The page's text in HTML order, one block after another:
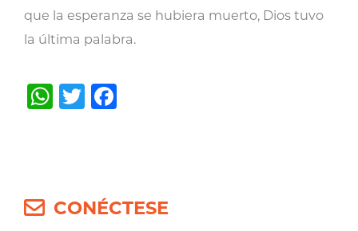
que la esperanza se hubiera muerto, Dios tuvo
la última palabra.
WhatsApp
Twitter
CONÉCTESE